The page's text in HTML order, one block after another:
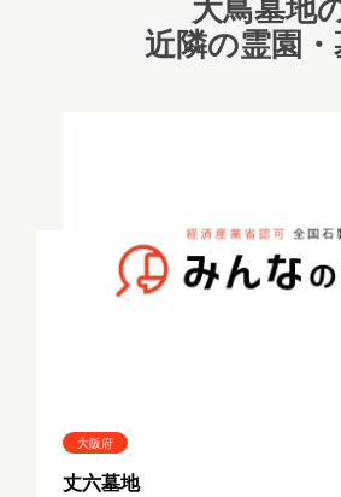
大鳥墓地
近隣の霊園・
大阪府
丈六墓地